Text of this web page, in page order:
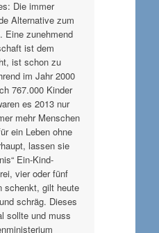
Die immer
Alternative zum
Eine zunehmend
ist dem
ist schon zu
im Jahr 2000
767.000 Kinder
es 2013 nur
mehr Menschen
ein Leben ohne
lassen sie
Ein-Kind-
vier oder fünf
schenkt, gilt heute
schräg. Dieses
sollte und muss